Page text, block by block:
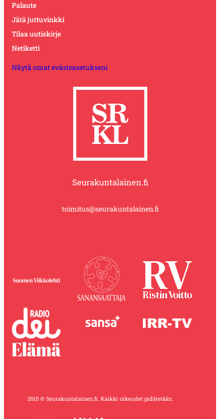
Palaute
Jätä juttuvinkki
Tilaa uutiskirje
Netiketti
Näytä omat evästeasetukseni
Seurakuntalainen.fi
toimitus@seurakuntalainen.fi
2015 © Seurakuntalainen.fi. Kaikki oikeudet pidätetään.